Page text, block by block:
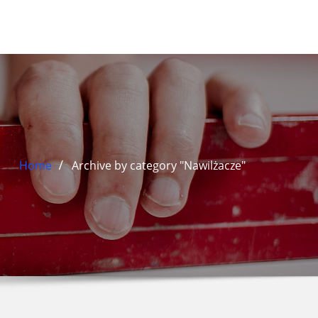
Home Archive by category "Nawilżacze"